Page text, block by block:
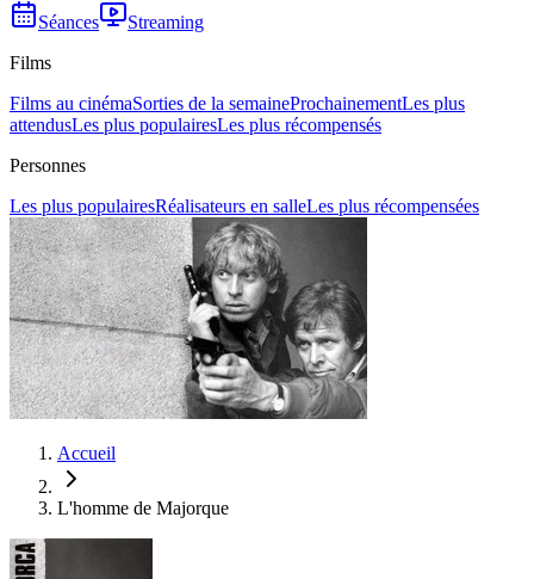
Séances
Streaming
Films
Films au cinémaSorties de la semaineProchainementLes plus
attendusLes plus populairesLes plus récompensés
Personnes
Les plus populairesRéalisateurs en salleLes plus récompensées
Accueil
L'homme de Majorque